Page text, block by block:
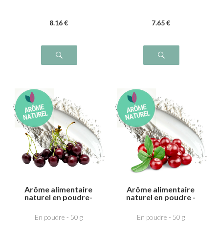
8.16 € 7.65 €
Arôme alimentaire
naturel en poudre-
En poudre - 50 g
Arôme alimentaire
naturel en poudre -
En poudre - 50 g